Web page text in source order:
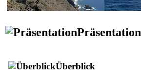
Präsentation
Überblick